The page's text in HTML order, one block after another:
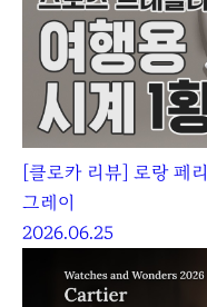
[클로카 리뷰] 로랑 페
그레이
2026.06.25